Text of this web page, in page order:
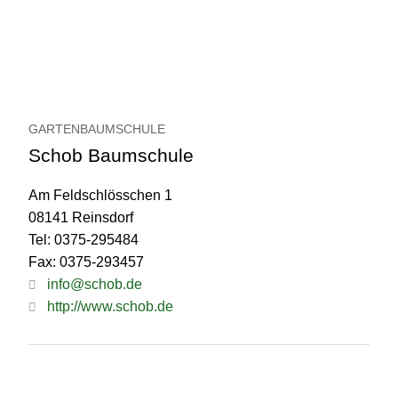
GARTENBAUMSCHULE
Schob Baumschule
Am Feldschlösschen 1
08141 Reinsdorf
Tel: 0375-295484
Fax: 0375-293457
info@schob.de
http://www.schob.de